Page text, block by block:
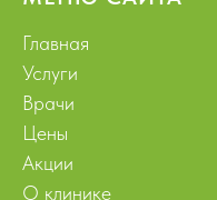
Главная
Услуги
Врачи
Цены
Акции
О клинике